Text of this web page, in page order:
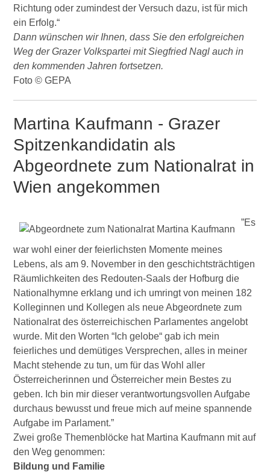
Richtung oder zumindest der Versuch dazu, ist für mich
ein Erfolg.“
Dann wünschen wir Ihnen, dass Sie den erfolgreichen
Weg der Grazer Volkspartei mit Siegfried Nagl auch in
den kommenden Jahren fortsetzen.
Foto © GEPA
Martina Kaufmann - Grazer
Spitzenkandidatin als
Abgeordnete zum Nationalrat in
Wien angekommen
”Es
war wohl einer der feierlichsten Momente meines
Lebens, als am 9. November in den geschichtsträchtigen
Räumlichkeiten des Redouten-Saals der Hofburg die
Nationalhymne erklang und ich umringt von meinen 182
Kolleginnen und Kollegen als neue Abgeordnete zum
Nationalrat des österreichischen Parlamentes angelobt
wurde. Mit den Worten “Ich gelobe“ gab ich mein
feierliches und demütiges Versprechen, alles in meiner
Macht stehende zu tun, um für das Wohl aller
Österreicherinnen und Österreicher mein Bestes zu
geben. Ich bin mir dieser verantwortungsvollen Aufgabe
durchaus bewusst und freue mich auf meine spannende
Aufgabe im Parlament.”
Zwei große Themenblöcke hat Martina Kaufmann mit auf
den Weg genommen:
Bildung und Familie